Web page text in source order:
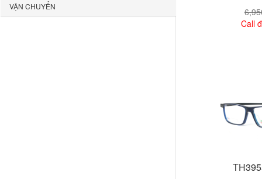
VẬN CHUYỂN
Call